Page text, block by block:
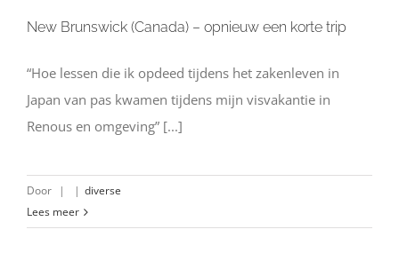
New Brunswick (Canada) – opnieuw een korte trip
“Hoe lessen die ik opdeed tijdens het zakenleven in
Japan van pas kwamen tijdens mijn visvakantie in
Renous en omgeving” [...]
Door | | diverse
Lees meer